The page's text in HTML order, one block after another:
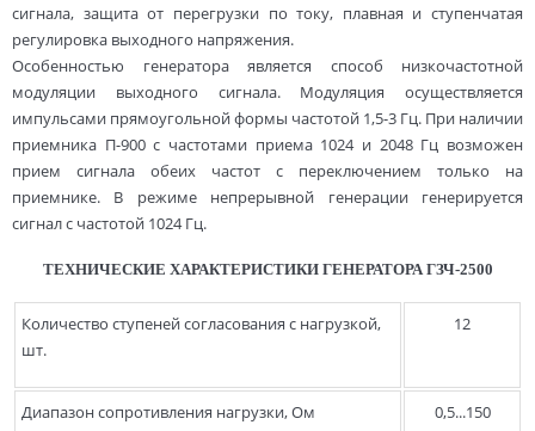
сигнала, защита от перегрузки по току, плавная и ступенчатая
регулировка выходного напряжения.
Особенностью генератора является способ низкочастотной
модуляции выходного сигнала. Модуляция осуществляется
импульсами прямоугольной формы частотой 1,5-3 Гц. При наличии
приемника П-900 с частотами приема 1024 и 2048 Гц возможен
прием сигнала обеих частот с переключением только на
приемнике. В режиме непрерывной генерации генерируется
сигнал с частотой 1024 Гц.
ТЕХНИЧЕСКИЕ ХАРАКТЕРИСТИКИ ГЕНЕРАТОРА ГЗЧ-2500
Количество ступеней согласования с нагрузкой,
шт.
12
Диапазон сопротивления нагрузки, Ом 0,5...150